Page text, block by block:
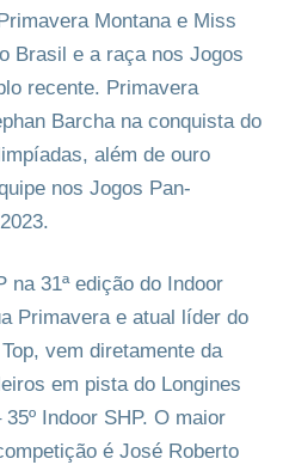
Montana e Miss
Brasil e a raça nos Jogos
recente. Primavera
Barcha na conquista do
além de ouro
nos Jogos Pan-
na 31ª edição do Indoor
Primavera e atual líder do
vem diretamente da
em pista do Longines
Indoor SHP. O maior
é José Roberto